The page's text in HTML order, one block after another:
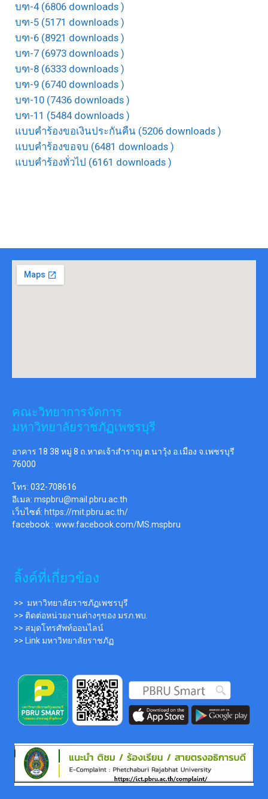
บฑ-4 (6806 downloads )
บฑ-5 (5171 downloads )
บฑ-6 (8921 downloads )
บฑ-7 (6973 downloads )
บฑ-8 (6333 downloads )
บฑ-9 (6740 downloads )
บฑ-10 (7436 downloads )
บฑ-11 (5484 downloads )
แบบคำร้องขอเงินประกันคืน (5206 downloads )
แบบคำร้องขอจบ (6481 downloads )
แบบคำร้องทั่วไป (6161 downloads )
คณะวิทยาการจัดการ
มหาวิทยาลัยราชภัฏเพชรบุรี
อาคาร 18 38 หมู่ 8 ถ.หาดเจ้าสำราญ ต.นาวุ้ง อ.เมือง จ.เพชรบุรี
76000
โทร: 032-708616
อีเมล: mspbru@mail.pbru.ac.th
เว็บไซต์: https://mit.pbru.ac.th/
facebook : www.facebook.com/MS.mspbru
ลิ้งค์ที่เกี่ยวข้อง
>> มหาวิทยาลัยราชภัฏเพชรบุรี
>> ติดต่อหน่วยงานต่างๆของ มรภ.พบ.
>> สมุดโทรศัพท์ออนไลน์
>> Link มหาวิทยาลัยราชภัฏ